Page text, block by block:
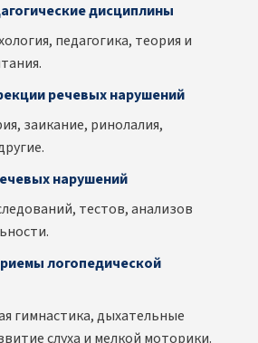
дисциплины
педагогика, теория и
речевых нарушений
заикание, ринолалия,
нарушений
тестов, анализов
логопедической
гимнастика, дыхательные
слуха и мелкой моторики.